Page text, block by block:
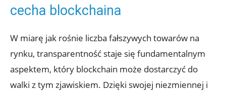
cecha blockchaina
W miarę jak rośnie liczba fałszywych towarów na
rynku, transparentność staje się fundamentalnym
aspektem, który blockchain może dostarczyć do
walki z tym zjawiskiem. ​Dzięki swojej niezmiennej i⁢